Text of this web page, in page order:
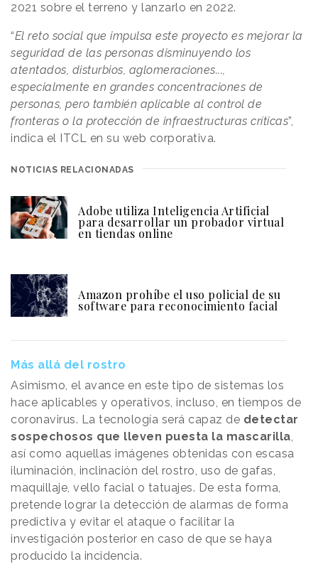
2021 sobre el terreno y lanzarlo en 2022.
“El reto social que impulsa este proyecto es mejorar la
seguridad de las personas disminuyendo los
atentados, disturbios, aglomeraciones...,
especialmente en grandes concentraciones de
personas, pero también aplicable al control de
fronteras o la protección de infraestructuras críticas”,
indica el ITCL en su web corporativa.
NOTICIAS RELACIONADAS
Adobe utiliza Inteligencia Artificial
para desarrollar un probador virtual
en tiendas online
Amazon prohíbe el uso policial de su
software para reconocimiento facial
Más allá del rostro
Asimismo, el avance en este tipo de sistemas los
hace aplicables y operativos, incluso, en tiempos de
coronavirus. La tecnología será capaz de detectar
sospechosos que lleven puesta la mascarilla,
así como aquellas imágenes obtenidas con escasa
iluminación, inclinación del rostro, uso de gafas,
maquillaje, vello facial o tatuajes. De esta forma,
pretende lograr la detección de alarmas de forma
predictiva y evitar el ataque o facilitar la
investigación posterior en caso de que se haya
producido la incidencia.